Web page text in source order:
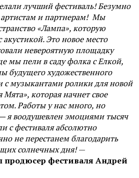
лучший фестиваль! Безумно
артистам и партнерам! Мы
«Лампа», которую
Это новое место
невероятную площадку
мы пели в саду фолка с Елкой,
будущего художественного
с музыкантами ролики для новой
которая начнет свое
Работы у нас много, но
я воодушевлен эмоциями тысяч
с фестиваля абсолютно
не перестанем благодарить
солнечных дня!—
продюсер фестиваля Андрей